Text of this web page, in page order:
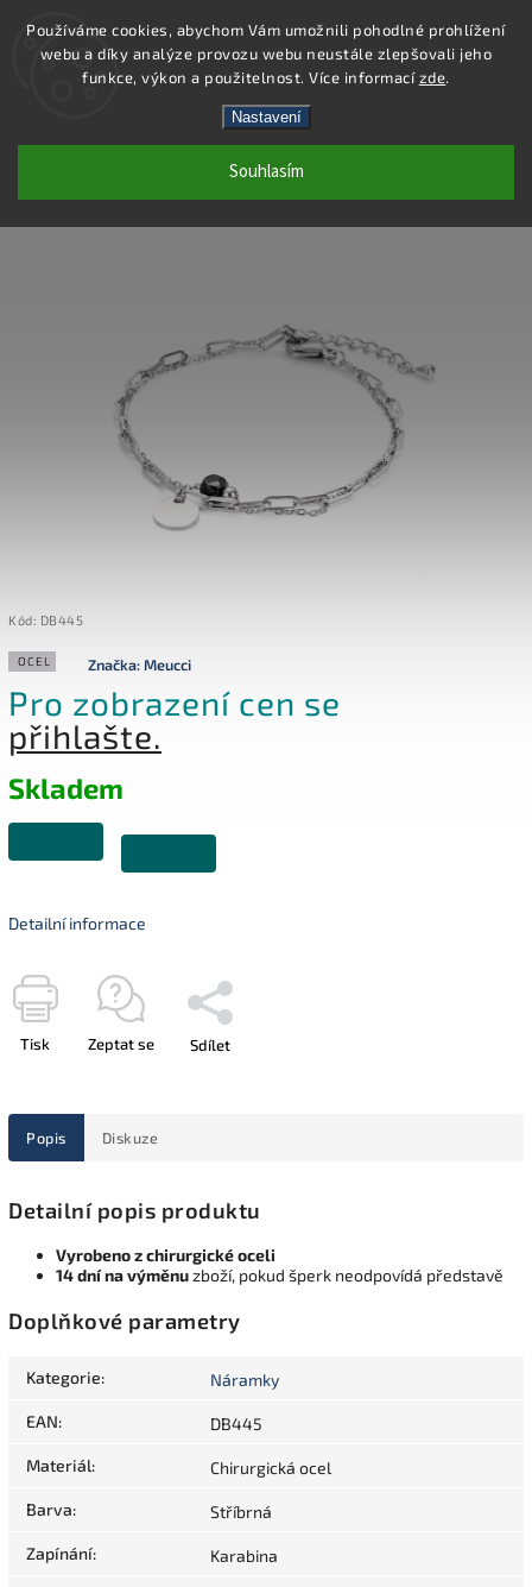
Používáme cookies, abychom Vám umožnili pohodlné prohlížení
webu a díky analýze provozu webu neustále zlepšovali jeho
funkce, výkon a použitelnost. Více informacízde.
Nastavení
Souhlasím
Hledat
DB445 - NÁRAMEK OCEL
Kód: DB445
OCEL Značka:Meucci
Pro zobrazení cen se
přihlašte.
Skladem
Detailní informace
Tisk Zeptat se Sdílet
Popis Diskuze
Detailní popis produktu
Vyrobeno z chirurgické oceli
14 dní na výměnuzboží, pokud šperk neodpovídá představě
Doplňkové parametry
Kategorie: Náramky
EAN: DB445
Materiál: Chirurgická ocel
Barva: Stříbrná
Zapínání: Karabina